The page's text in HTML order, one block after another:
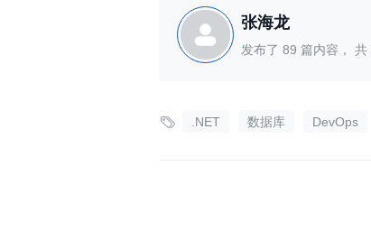
张海龙
发布了 89 篇内容， 共
 .NET 数据库 DevOps